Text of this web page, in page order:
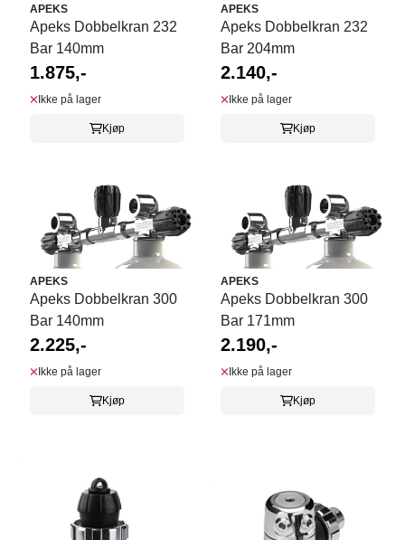
APEKS
Apeks Dobbelkran 232
Bar 140mm
1.875,-
Ikke på lager
Kjøp
APEKS
Apeks Dobbelkran 232
Bar 204mm
2.140,-
Ikke på lager
Kjøp
APEKS
Apeks Dobbelkran 300
Bar 140mm
2.225,-
Ikke på lager
Kjøp
APEKS
Apeks Dobbelkran 300
Bar 171mm
2.190,-
Ikke på lager
Kjøp